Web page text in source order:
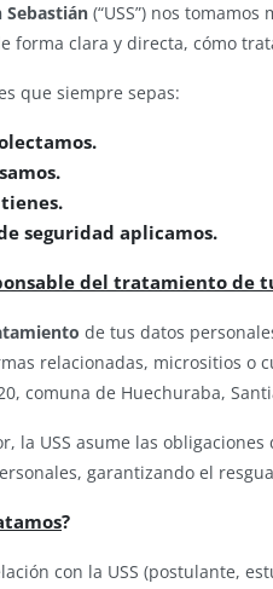
Sebastián (“USS”) nos
forma clara y directa, cómo
que siempre sepas:
seguridad aplicamos.
del tratamiento de
de tus datos
relacionadas, micrositios o
comuna de Huechuraba,
la USS asume las
garantizando el
?
con la USS (postulante,